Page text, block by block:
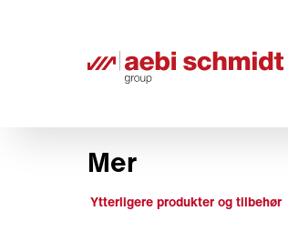
Mer
Ytterligere produkter og tilbehør